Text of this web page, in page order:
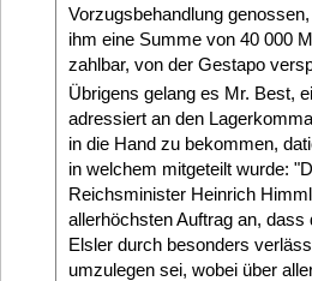
Vorzugsbehandlung
ihm eine Summe von 40 000
zahlbar, von der Gestapo
Übrigens gelang es Mr. Best,
adressiert an den
in die Hand zu bekommen,
in welchem mitgeteilt wurde:
Reichsminister Heinrich
allerhöchsten Auftrag an, dass
Elsler durch besonders
umzulegen sei, wobei über